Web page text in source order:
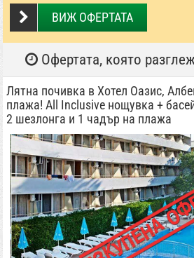
Места
ВИЖ ОФЕРТАТА
Офертата, която
Лятна почивка в Хотел Оазис,
плажа! All Inclusive нощувка +
2 шезлонга и 1 чадър на плажа